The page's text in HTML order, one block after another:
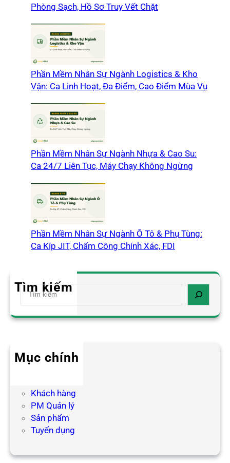
Phòng Sạch, Hồ Sơ Truy Vết Chặt
Phần Mềm Nhân Sự Ngành Logistics & Kho
Vận: Ca Linh Hoạt, Đa Điểm, Cao Điểm Mùa Vụ
Phần Mềm Nhân Sự Ngành Nhựa & Cao Su:
Ca 24/7 Liên Tục, Máy Chạy Không Ngừng
Phần Mềm Nhân Sự Ngành Ô Tô & Phụ Tùng:
Ca Kíp JIT, Chấm Công Chính Xác, FDI
Tìm kiếm
S
a
h
Mục chính
Khách hàng
PM Quản lý
Sản phẩm
Tuyển dụng